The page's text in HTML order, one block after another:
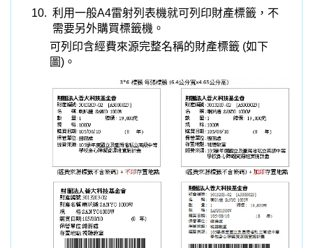
財產建檔的主畫面含新增刪除折舊報廢的處理
◎一個畫面就可以將財產管理做完整，含財產新增、報
廢、借用、增減值、及折舊資狀況(如 下圖)。
圖標示2.如要找尋已記錄的財產做查詢或更動處理，可
由“不分類進階搜尋”或“依本類別進階搜尋(速度較快)”輸
入電腦編號、財產編號、財產名稱 、財產特徵、保管
單位、保管人與備註欄位任一條件搜尋。